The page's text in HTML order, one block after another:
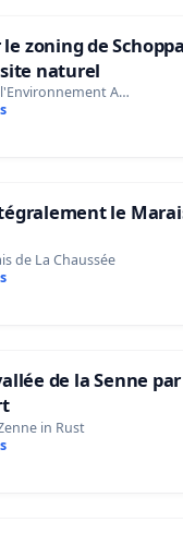
zoning de
naturel
A…
le
de La Chaussée
de la Senne
in Rust